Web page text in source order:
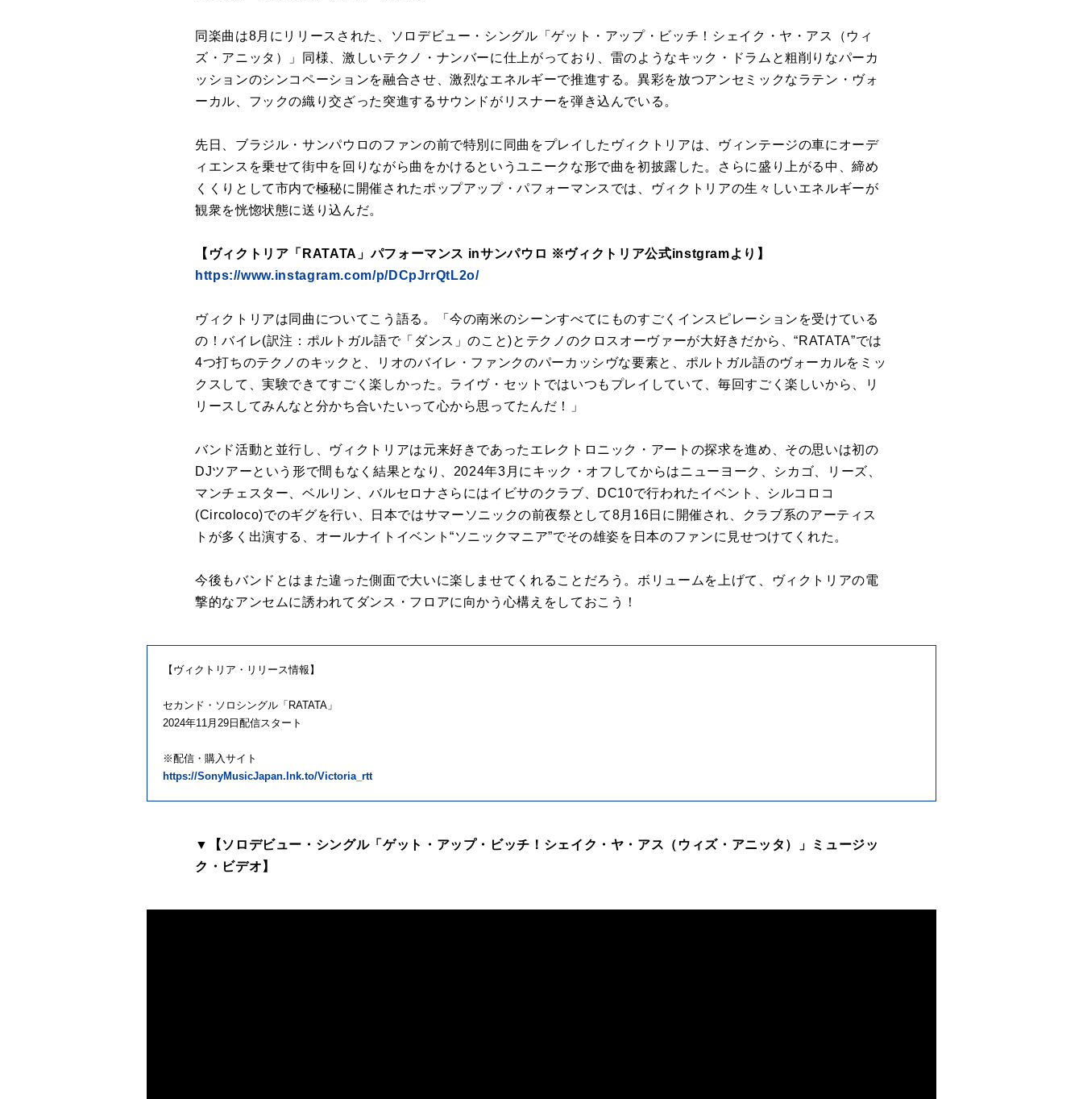
同楽曲は8月にリリースされた、ソロデビュー・シングル「ゲット・アップ・ビッチ！シェイク・ヤ・アス（ウィ
ズ・アニッタ）」同様、激しいテクノ・ナンバーに仕上がっており、雷のようなキック・ドラムと粗削りなパーカ
ッションのシンコペーションを融合させ、激烈なエネルギーで推進する。異彩を放つアンセミックなラテン・ヴォ
ーカル、フックの織り交ざった突進するサウンドがリスナーを弾き込んでいる。
先日、ブラジル・サンパウロのファンの前で特別に同曲をプレイしたヴィクトリアは、ヴィンテージの車にオーデ
ィエンスを乗せて街中を回りながら曲をかけるというユニークな形で曲を初披露した。さらに盛り上がる中、締め
くくりとして市内で極秘に開催されたポップアップ・パフォーマンスでは、ヴィクトリアの生々しいエネルギーが
観衆を恍惚状態に送り込んだ。
【ヴィクトリア「RATATA」パフォーマンス inサンパウロ ※ヴィクトリア公式instgramより】
https://www.instagram.com/p/DCpJrrQtL2o/
ヴィクトリアは同曲についてこう語る。「今の南米のシーンすべてにものすごくインスピレーションを受けている
の！バイレ(訳注：ポルトガル語で「ダンス」のこと)とテクノのクロスオーヴァーが大好きだから、“RATATA”では
4つ打ちのテクノのキックと、リオのバイレ・ファンクのパーカッシヴな要素と、ポルトガル語のヴォーカルをミッ
クスして、実験できてすごく楽しかった。ライヴ・セットではいつもプレイしていて、毎回すごく楽しいから、リ
リースしてみんなと分かち合いたいって心から思ってたんだ！」
バンド活動と並行し、ヴィクトリアは元来好きであったエレクトロニック・アートの探求を進め、その思いは初の
DJツアーという形で間もなく結果となり、2024年3月にキック・オフしてからはニューヨーク、シカゴ、リーズ、
マンチェスター、ベルリン、バルセロナさらにはイビサのクラブ、DC10で行われたイベント、シルコロコ
(Circoloco)でのギグを行い、日本ではサマーソニックの前夜祭として8月16日に開催され、クラブ系のアーティス
トが多く出演する、オールナイトイベント“ソニックマニア”でその雄姿を日本のファンに見せつけてくれた。
今後もバンドとはまた違った側面で大いに楽しませてくれることだろう。ボリュームを上げて、ヴィクトリアの電
撃的なアンセムに誘われてダンス・フロアに向かう心構えをしておこう！
【ヴィクトリア・リリース情報】
セカンド・ソロシングル「RATATA」
2024年11月29日配信スタート
※配信・購入サイト
https://SonyMusicJapan.lnk.to/Victoria_rtt
▼【ソロデビュー・シングル「ゲット・アップ・ビッチ！シェイク・ヤ・アス（ウィズ・アニッタ）」ミュージッ
ク・ビデオ】